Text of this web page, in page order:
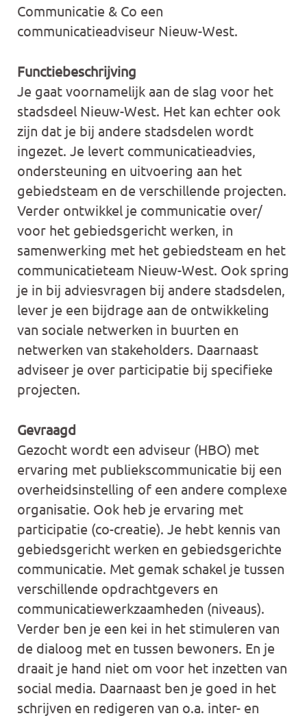
Communicatie & Co een
communicatieadviseur Nieuw-West.
Functiebeschrijving
Je gaat voornamelijk aan de slag voor het
stadsdeel Nieuw-West. Het kan echter ook
zijn dat je bij andere stadsdelen wordt
ingezet. Je levert communicatieadvies,
ondersteuning en uitvoering aan het
gebiedsteam en de verschillende projecten.
Verder ontwikkel je communicatie over/
voor het gebiedsgericht werken, in
samenwerking met het gebiedsteam en het
communicatieteam Nieuw-West. Ook spring
je in bij adviesvragen bij andere stadsdelen,
lever je een bijdrage aan de ontwikkeling
van sociale netwerken in buurten en
netwerken van stakeholders. Daarnaast
adviseer je over participatie bij specifieke
projecten.
Gevraagd
Gezocht wordt een adviseur (HBO) met
ervaring met publiekscommunicatie bij een
overheidsinstelling of een andere complexe
organisatie. Ook heb je ervaring met
participatie (co-creatie). Je hebt kennis van
gebiedsgericht werken en gebiedsgerichte
communicatie. Met gemak schakel je tussen
verschillende opdrachtgevers en
communicatiewerkzaamheden (niveaus).
Verder ben je een kei in het stimuleren van
de dialoog met en tussen bewoners. En je
draait je hand niet om voor het inzetten van
social media. Daarnaast ben je goed in het
schrijven en redigeren van o.a. inter- en